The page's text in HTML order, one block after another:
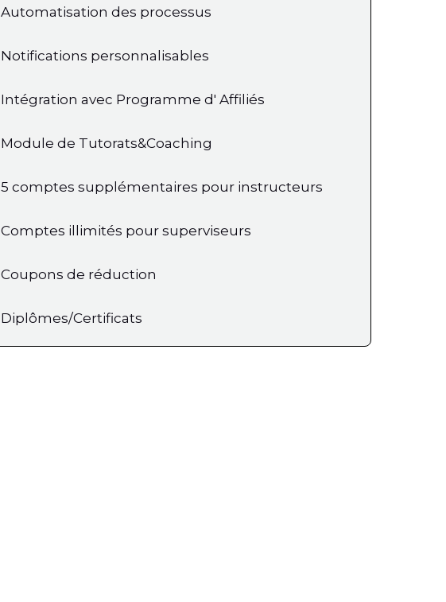
Automatisation des processus
Notifications personnalisables
Intégration avec Programme d' Affiliés
Module de Tutorats&Coaching
5 comptes supplémentaires pour instructeurs
Comptes illimités pour superviseurs
Coupons de réduction
Diplômes/Certificats